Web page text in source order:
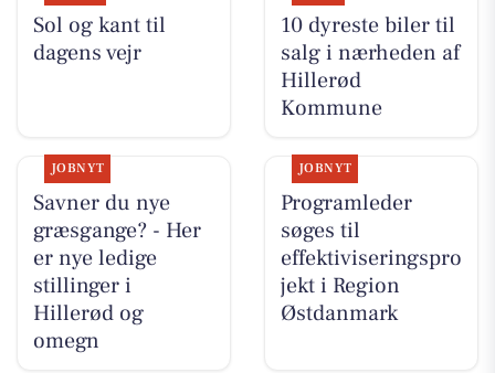
Sol og kant til
dagens vejr
10 dyreste biler til
salg i nærheden af
Hillerød
Kommune
JOBNYT
Savner du nye
græsgange? - Her
er nye ledige
stillinger i
Hillerød og
omegn
JOBNYT
Programleder
søges til
effektiviseringspro
jekt i Region
Østdanmark